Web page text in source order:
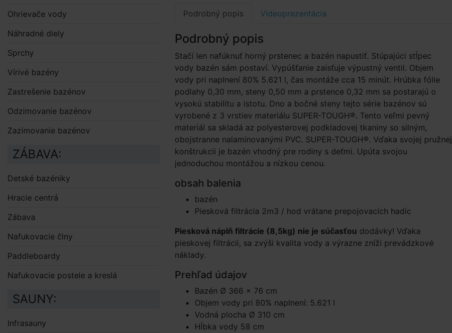
Podrobný popis Videoprezentácia
Podrobný popis
Stačí len nafúknuť horný prstenec a bazén napustiť. Stúpajúci stĺpec
vody bazén sám postaví. Vypúšťanie zaisťuje výpustný ventil. Objem
vody pri naplnení 80% 5.621 l, čas montáže cca 15 minút. Hrúbka fólie
podlahy 0,30 mm, steny 0,50 mm a prstence 0,32 mm sa postarajú o
vysokú stabilitu a istotu. Dno a bočné steny tejto série bazénov sú
vyrobené z 3 vrstiev materiálu SUPER-TOUGH®. Tento veľmi pevný
materiál sa skladá az polyesterovej podkladovej tkaniny so silným,
obojstranne nalaminovanými PVC. SUPER-TOUGH®. Vďaka svojej pružnej
konštrukcii je bazén vhodný pre rodiny s deťmi. Upúta svojou
jednoduchou montážou a nízkou cenou.
obsah balenia
bazén
Piesková filtrácia 2m3 / hod vrátane prepojovacích hadíc
Piesková náplň filtrácie (8,5kg) nie je súčasťou dodávky! Vďaka
pieskovej filtrácii, sa zvýši kvalita vody a výrazne zníži prevádzkové
náklady.
Prehľad údajov
Bazén Ø 366 × 76 cm
Objem vody pri 80% naplnení: 5.621 l
Vodná plocha Ø 310 cm
Hĺbka vody 58 cm
Ohrievače vody
Náhradné diely
Sprchy
Vírivé bazény
Zastrešenie bazénov
Odzimovanie bazénov
Zazimovanie bazénov
ZÁBAVA:
Detské bazéniky
Hracie centrá
Zábava
Nafukovacie člny
Paddleboardy
Nafukovacie postele a kreslá
SAUNY:
Infrasauny